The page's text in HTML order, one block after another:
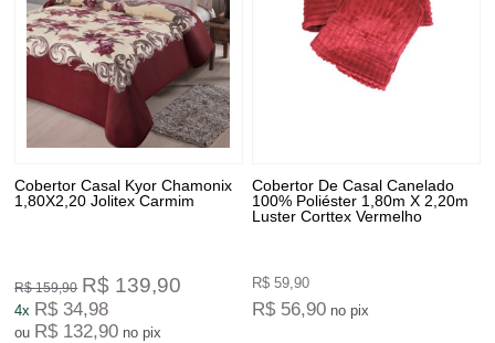
Cobertor Casal Kyor Chamonix
1,80X2,20 Jolitex Carmim
R$ 159,90 R$ 139,90
4x R$ 34,98
ou R$ 132,90 no pix
Cobertor De Casal Canelado
100% Poliéster 1,80m X 2,20m
Luster Corttex Vermelho
R$ 59,90
R$ 56,90 no pix